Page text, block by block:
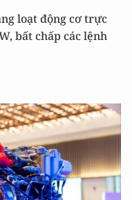
loạt động cơ trực
bất chấp các lệnh